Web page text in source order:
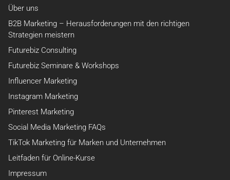
Über uns
B2B Marketing – Herausforderungen mit den richtigen
Strategien meistern
Futurebiz Consulting
Futurebiz Seminare & Workshops
Influencer Marketing
Instagram Marketing
Pinterest Marketing
Social Media Marketing FAQs
TikTok Marketing für Marken und Unternehmen
Leitfaden für Online-Kurse
Impressum